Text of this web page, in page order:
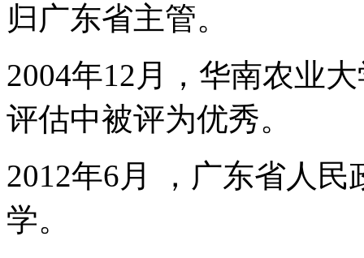
归广东省主管。
2004年12月，华南农业
评估中被评为优秀。
2012年6月 ，广东省人
学。